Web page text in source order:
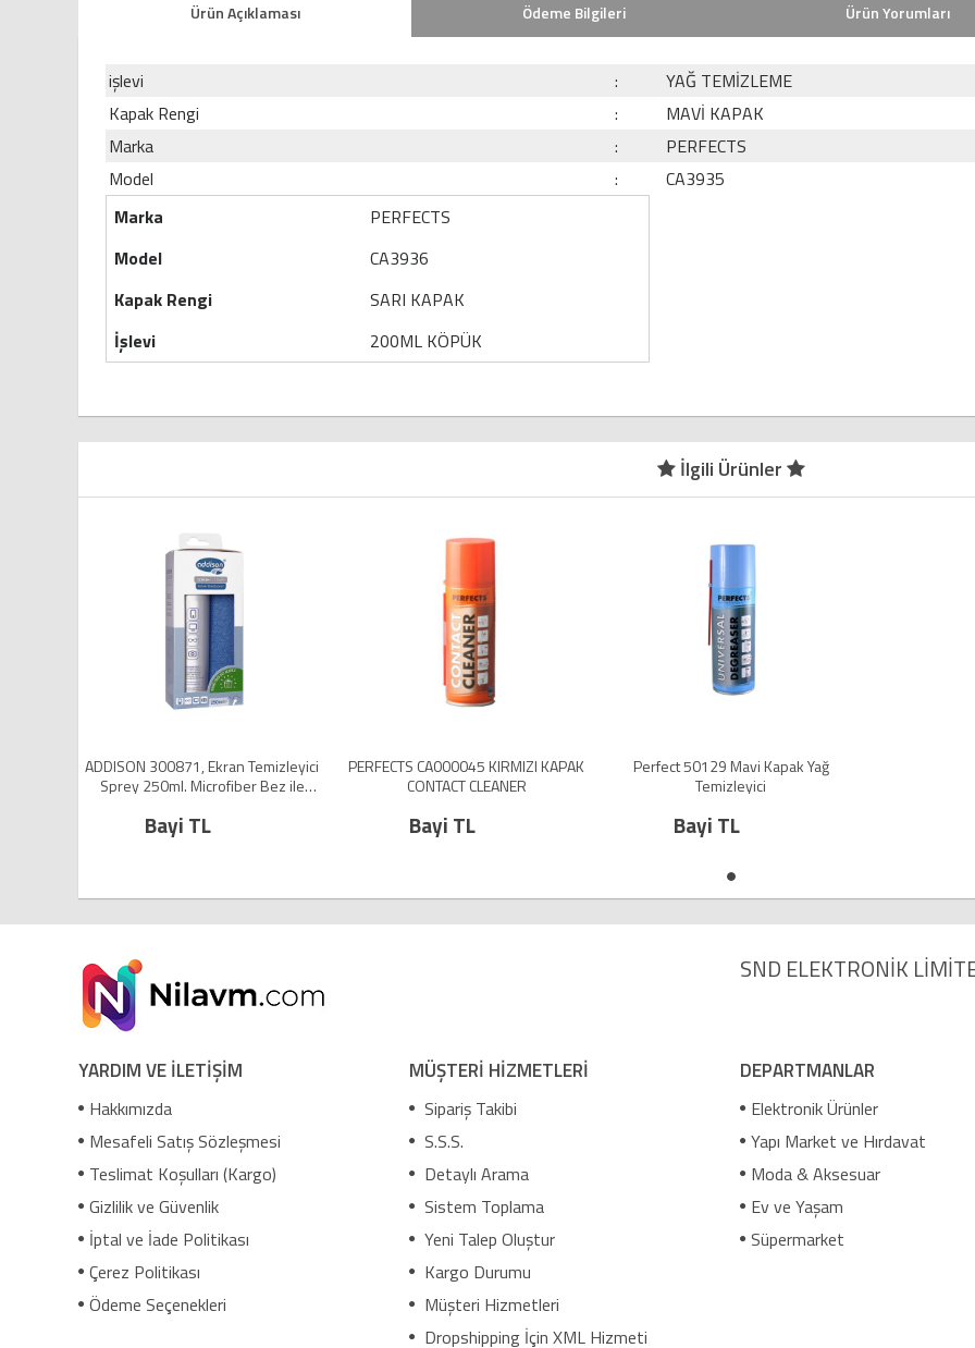
Ürün Açıklaması Ödeme Bilgileri Ürün Yorumları
işlevi :
YAĞ TEMİZLEME
Kapak Rengi
:
MAVİ KAPAK
Marka
:
PERFECTS
Model
:
CA3935
Marka
PERFECTS
Model
CA3936
Kapak Rengi
SARI KAPAK
İşlevi
200ML KÖPÜK
İlgili Ürünler
ADDISON 300871, Ekran Temizleyici
Sprey 250ml. Microfiber Bez ile
Bayi TL
PERFECTS CA000045 KIRMIZI KAPAK
CONTACT CLEANER
Bayi TL
Perfect 50129 Mavi Kapak Yağ
Temizleyici
Bayi TL
SND ELEKTRONİK
YARDIM VE İLETİŞİM
Hakkımızda
Mesafeli Satış Sözleşmesi
Teslimat Koşulları (Kargo)
Gizlilik ve Güvenlik
İptal ve İade Politikası
Çerez Politikası
Ödeme Seçenekleri
MÜŞTERİ HİZMETLERİ
Sipariş Takibi
S.S.S.
Detaylı Arama
Sistem Toplama
Yeni Talep Oluştur
Kargo Durumu
Müşteri Hizmetleri
Dropshipping İçin XML Hizmeti
DEPARTMANLAR
Elektronik Ürünler
Yapı Market ve Hırdavat
Moda & Aksesuar
Ev ve Yaşam
Süpermarket